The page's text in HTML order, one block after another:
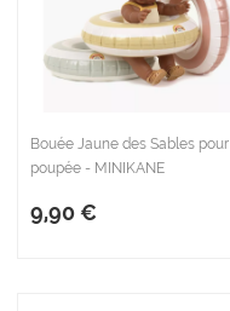
Bouée Jaune des Sables pour
poupée - MINIKANE
9,90 €